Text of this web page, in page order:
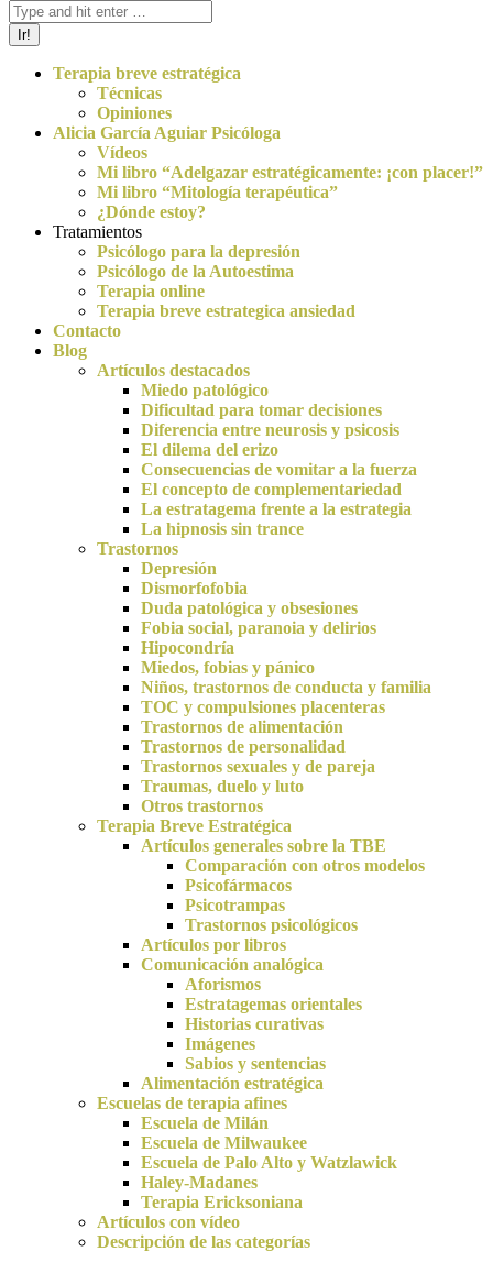
Terapia breve estratégica
Técnicas
Opiniones
Alicia García Aguiar Psicóloga
Vídeos
Mi libro “Adelgazar estratégicamente: ¡con placer!”
Mi libro “Mitología terapéutica”
¿Dónde estoy?
Tratamientos
Psicólogo para la depresión
Psicólogo de la Autoestima
Terapia online
Terapia breve estrategica ansiedad
Contacto
Blog
Artículos destacados
Miedo patológico
Dificultad para tomar decisiones
Diferencia entre neurosis y psicosis
El dilema del erizo
Consecuencias de vomitar a la fuerza
El concepto de complementariedad
La estratagema frente a la estrategia
La hipnosis sin trance
Trastornos
Depresión
Dismorfofobia
Duda patológica y obsesiones
Fobia social, paranoia y delirios
Hipocondría
Miedos, fobias y pánico
Niños, trastornos de conducta y familia
TOC y compulsiones placenteras
Trastornos de alimentación
Trastornos de personalidad
Trastornos sexuales y de pareja
Traumas, duelo y luto
Otros trastornos
Terapia Breve Estratégica
Artículos generales sobre la TBE
Comparación con otros modelos
Psicofármacos
Psicotrampas
Trastornos psicológicos
Artículos por libros
Comunicación analógica
Aforismos
Estratagemas orientales
Historias curativas
Imágenes
Sabios y sentencias
Alimentación estratégica
Escuelas de terapia afines
Escuela de Milán
Escuela de Milwaukee
Escuela de Palo Alto y Watzlawick
Haley-Madanes
Terapia Ericksoniana
Artículos con vídeo
Descripción de las categorías